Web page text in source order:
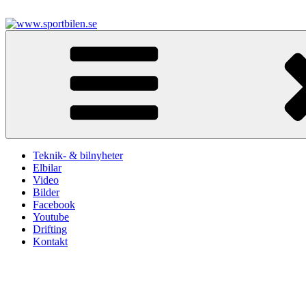
till
innehåll
www.sportbilen.se
Teknik- & bilnyheter
Elbilar
Video
Bilder
Facebook
Youtube
Drifting
Kontakt